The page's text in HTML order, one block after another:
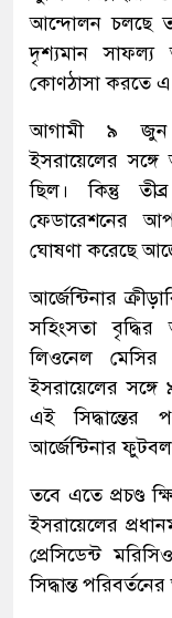
আন্দোলন চলছে
দৃশ্যমান সাফল্য
কোণঠাসা করতে এ
আগামী ৯ জুন
ইসরায়েলের সঙ্গে
ছিল। কিন্তু
ফেডারেশনের
ঘোষণা করেছে
আর্জেন্টিনার
সহিংসতা
লিওনেল মেসির
ইসরায়েলের সঙ্গে
এই সিদ্ধান্তের
আর্জেন্টিনার
তবে এতে প্রচণ্ড
ইসরায়েলের
প্রেসিডেন্ট
সিদ্ধান্ত